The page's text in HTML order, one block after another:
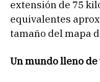
extensión de 75
equivalentes
tamaño del mapa
Un mundo lleno de